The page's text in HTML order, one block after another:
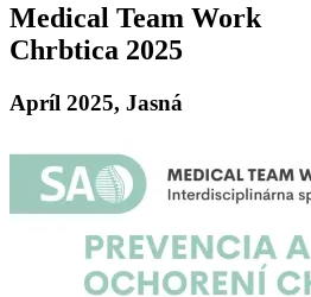
Medical Team Work
Chrbtica 2025
Apríl 2025, Jasná